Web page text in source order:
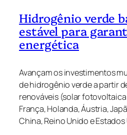
Hidrogênio verde
estável para
energética
Avançam os investimentos
de hidrogênio verde a partir
renováveis (solar
França, Holanda, Áustria,
China, Reino Unido e